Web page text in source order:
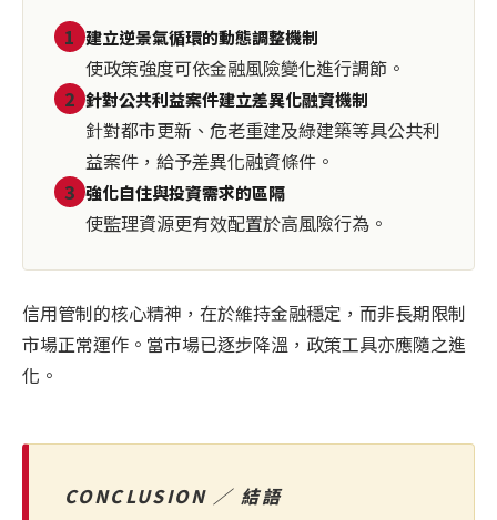
1 建立逆景氣循環的動態調整機制
使政策強度可依金融風險變化進行調節。
2 針對公共利益案件建立差異化融資機制
針對都市更新、危老重建及綠建築等具公共利
益案件，給予差異化融資條件。
3 強化自住與投資需求的區隔
使監理資源更有效配置於高風險行為。
信用管制的核心精神，在於維持金融穩定，而非長期限制
市場正常運作。當市場已逐步降溫，政策工具亦應隨之進
化。
CONCLUSION ／ 結語